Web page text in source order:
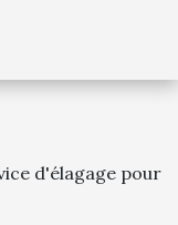
d'élagage pour